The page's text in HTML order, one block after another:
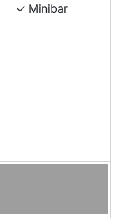
Minibar